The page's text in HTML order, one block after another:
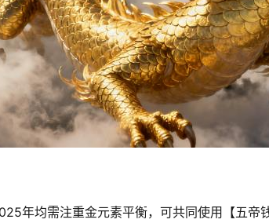
年均需注重金元素平衡，可共同使用【五帝